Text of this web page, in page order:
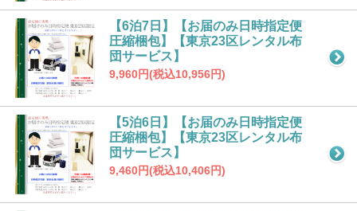
【6泊7日】【お届のみ日時指定便
圧縮梱包】【東京23区レンタル布
団サービス】
9,960円(税込10,956円)
【5泊6日】【お届のみ日時指定便
圧縮梱包】【東京23区レンタル布
団サービス】
9,460円(税込10,406円)